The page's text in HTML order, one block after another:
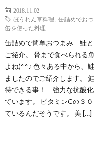
2018.11.02
ほうれん草料理
缶詰めでおつ
缶を使った料理
缶詰めで簡単おつまみ 鮭と
ご紹介。 骨まで食べられる
よね(^^♪ 色々ある中から、
ましたのでご紹介します。
待できる事！ 強力な抗酸化
ています。 ビタミンCの３
ているんだそうです。 美 […]